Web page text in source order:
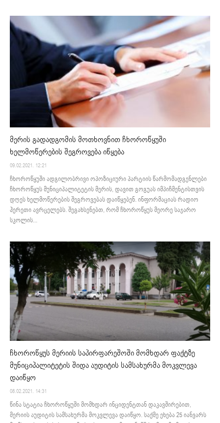
მერის გადადგომის მოთხოვნით ჩხოროწყუში
ხელმოწერების შეგროვება იწყება
09.02.2021. 12:21
ჩხოროწყუში ადგილობრივი ოპოზიციური პარტიის წარმომადგენლები
ჩხოროწყუს მუნიციპალიტეტის მერის, დავით გოგუას იმპიჩმენტისთვის
დღეს ხელმოწერების შეგროვებას დაიწყებენ. ინფორმაციას რადიო
ჰერეთი ავრცელებს. შეგახსენებთ, რომ ჩხოროწყუს მეორე საჯარო
სკოლის...
ჩხოროწყუს მერიის საპირფარეშოში მომხდარ ფაქტზე
მუნიციპალიტეტის შიდა აუდიტის სამსახურმა მოკვლევა
დაიწყო
08.02.2021. 14:31
წინა სტატია ჩხოროწყუში მომხდარ ინციდენტთან დაკავშირებით,
მერიის აუდიტის სამსახურმა მოკვლევა დაიწყო. საქმე ეხება 25 იანვარს